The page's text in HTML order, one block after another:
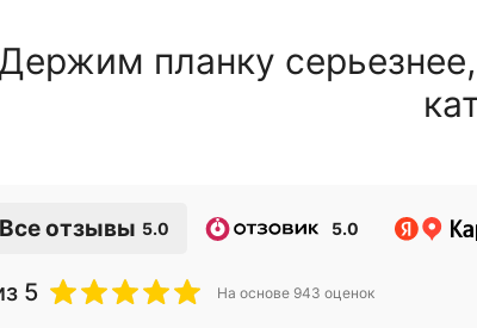
планку
Все отзывы 5.0 5.0
5 На основе 943 оценок